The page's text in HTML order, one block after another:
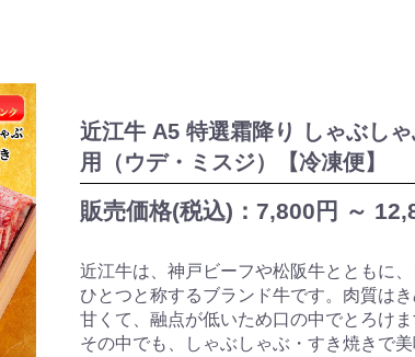
近江牛 A5 特選霜降り しゃぶし
用（ウデ・ミスジ）【冷凍便】
販売価格(税込)： 7,800円 ～
近江牛は、神戸ビーフや松阪牛とともに
ひとつと称するブランド牛です。肉質は
甘くて、融点が低いため口の中でとろけま
その中でも、しゃぶしゃぶ・すき焼きで